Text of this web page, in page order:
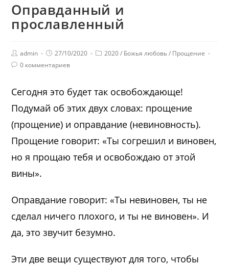
Оправданный и
прославленный
admin 27/10/2020 2020 / Божья любовь / Прощение
0 комментариев
Сегодня это будет так освобождающе!
Подумай об этих двух словах: прощение
(прощение) и оправдание (невиновность).
Прощение говорит: «Ты согрешил и виновен,
но я прощаю тебя и освобождаю от этой
вины».
Оправдание говорит: «Ты невиновен, ты не
сделал ничего плохого, и ты не виновен». И
да, это звучит безумно.
Эти две вещи существуют для того, чтобы